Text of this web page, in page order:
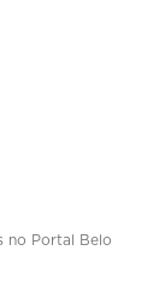
no Portal Belo